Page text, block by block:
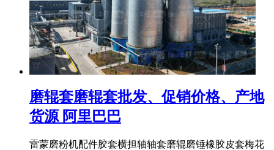
磨辊套磨辊套批发、促销价格、产地
货源 阿里巴巴
雷蒙磨粉机配件胶套横担轴轴套磨辊磨锤橡胶皮套梅花